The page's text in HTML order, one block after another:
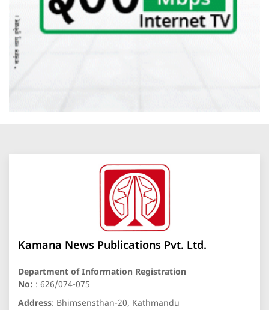
Kamana News Publications Pvt. Ltd.
Department of Information Registration
No: : 626/074-075
Address: Bhimsensthan-20, Kathmandu